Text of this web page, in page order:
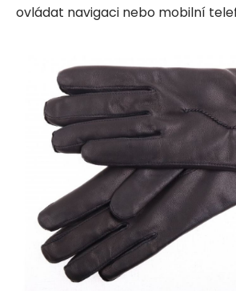
ovládat navigaci nebo mobilní